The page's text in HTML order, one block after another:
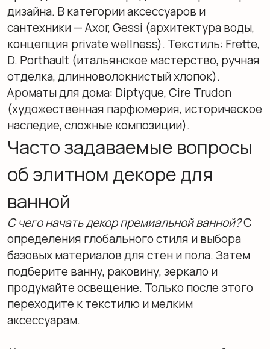
Ароматерапия
Ароматические диффузоры
Костяной фарфор
Лёгкость и благородство в каждой детали